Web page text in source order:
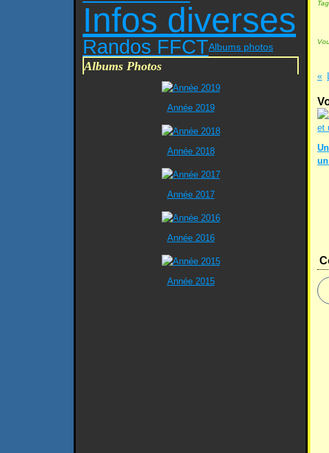
Infos diverses
Randos FFCTAlbums photos
Albums Photos
Année 2019
Année 2018
Année 2017
Année 2016
Année 2015